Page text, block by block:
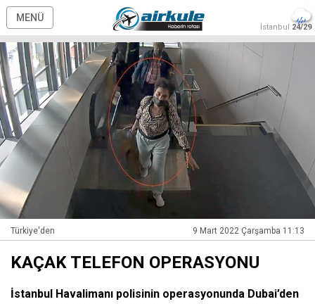
MENÜ
İstanbul 24/29
Türkiye'den 9 Mart 2022 Çarşamba 11:13
KAÇAK TELEFON OPERASYONU
İstanbul Havalimanı polisinin operasyonunda Dubai’den